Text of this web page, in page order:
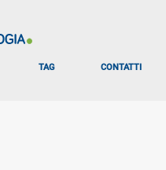
TAG CONTATTI